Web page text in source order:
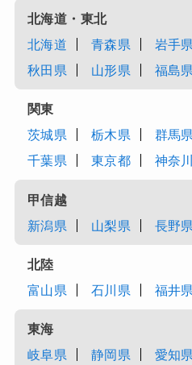
北海道・東北
北海道
青森県 岩手県
秋田県
山形県 福島県
関東
茨城県
栃木県 群馬県
千葉県
東京都 神奈
甲信越
新潟県
山梨県 長野県
北陸
富山県
石川県 福井県
東海
岐阜県
静岡県 愛知県